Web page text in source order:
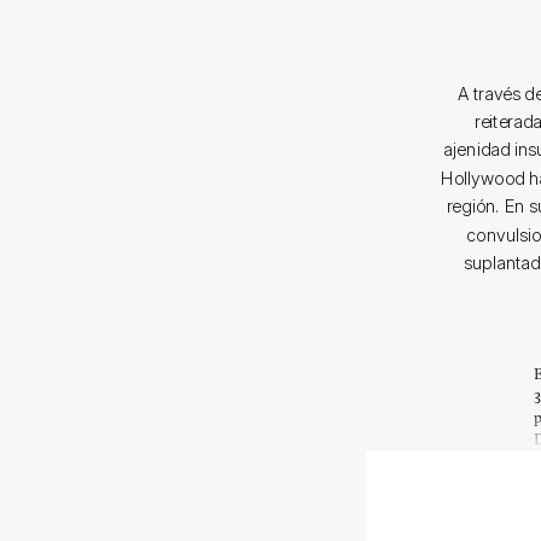
A través
ajenidad
Hollywood
región. En